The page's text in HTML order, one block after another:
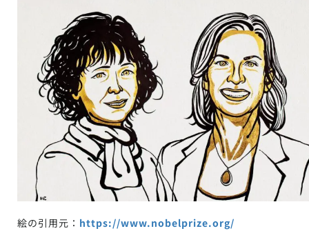
絵の引用元： https://www.nobelprize.org/